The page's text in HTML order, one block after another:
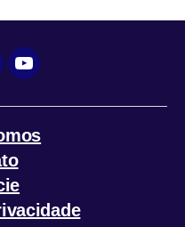
m
YouTube